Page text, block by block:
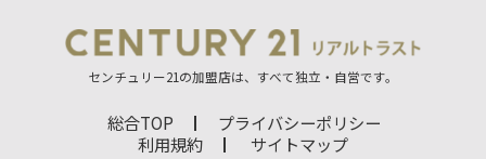
センチュリー21の加盟店は、すべて独立・自営です。
総合TOP
プライバシーポリシー
利用規約
サイトマップ